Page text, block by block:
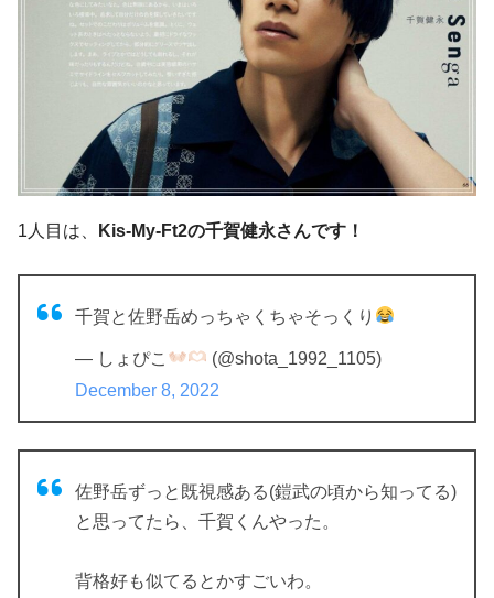
1人目は、 Kis-My-Ft2の千賀健永さんです！
千賀と佐野岳めっちゃくちゃそっくり
— しょぴこ
(@shota_1992_1105)
December 8, 2022
佐野岳ずっと既視感ある(鎧武の頃から知ってる)
と思ってたら、千賀くんやった。
背格好も似てるとかすごいわ。